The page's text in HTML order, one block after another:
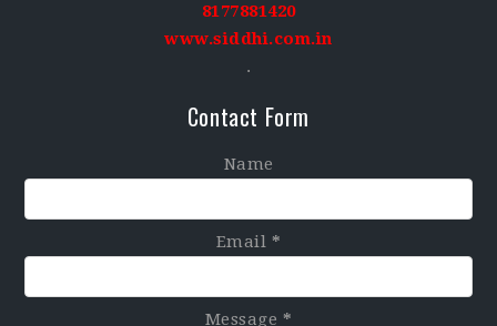
8177881420
www.siddhi.com.in
.
Contact Form
Name
Email *
Message *